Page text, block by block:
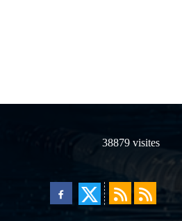
38879 visites